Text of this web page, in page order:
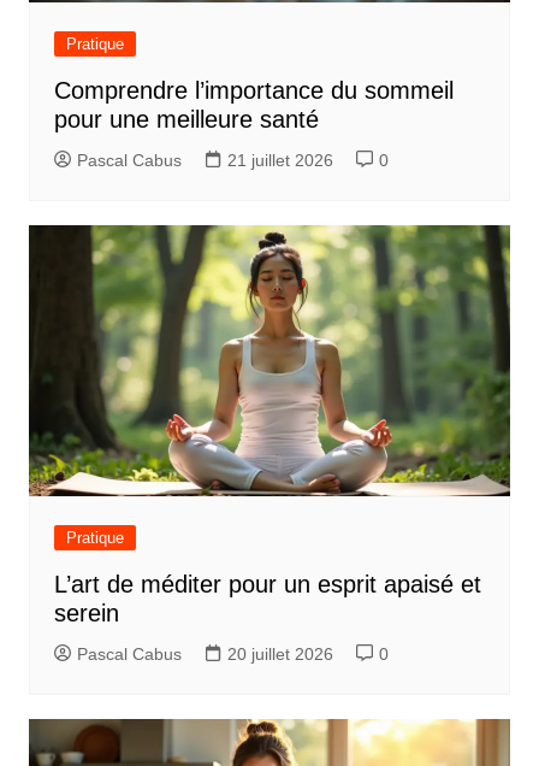
Pratique
Comprendre l’importance du sommeil
pour une meilleure santé
Pascal Cabus 21 juillet 2026 0
Pratique
L’art de méditer pour un esprit apaisé et
serein
Pascal Cabus 20 juillet 2026 0